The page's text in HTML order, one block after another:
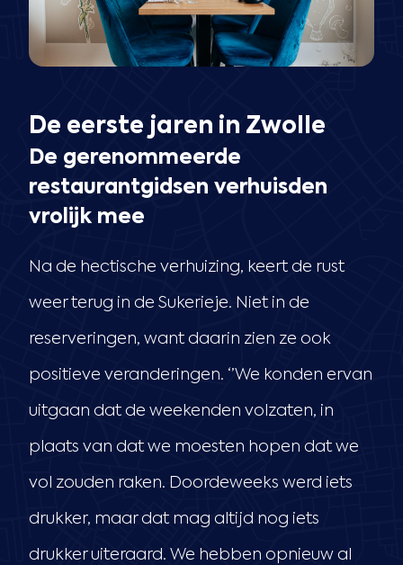
De eerste jaren in Zwolle
De gerenommeerde
restaurantgidsen verhuisden
vrolijk mee
Na de hectische verhuizing, keert de rust
weer terug in de Sukerieje. Niet in de
reserveringen, want daarin zien ze ook
positieve veranderingen. ‘’We konden ervan
uitgaan dat de weekenden volzaten, in
plaats van dat we moesten hopen dat we
vol zouden raken. Doordeweeks werd iets
drukker, maar dat mag altijd nog iets
drukker uiteraard. We hebben opnieuw al